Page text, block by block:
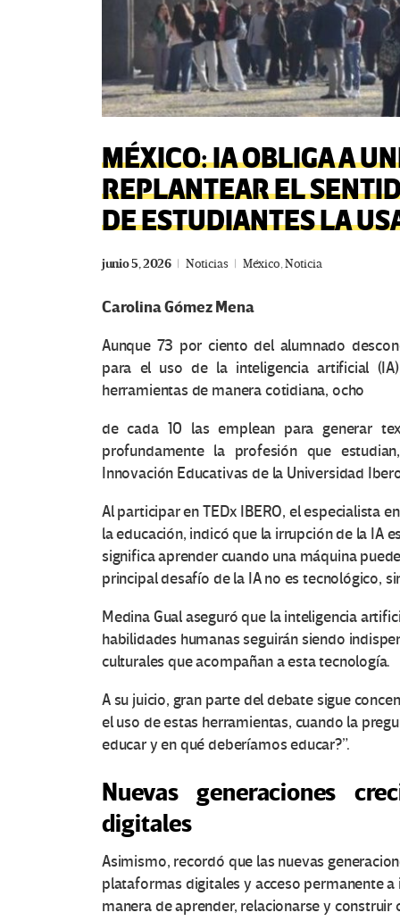
MÉXICO: IA OBLIGA A
REPLANTEAR EL
DE ESTUDIANTES LA
junio 5, 2026 Noticias México,Noticia
Carolina Gómez Mena
Aunque 73 por ciento del alumnado
para el uso de la inteligencia artificial
herramientas de manera cotidiana, ocho
de cada 10 las emplean para generar
profundamente la profesión que
Innovación Educativas de la Universidad
Al participar en TEDx IBERO, el especialista
la educación, indicó que la irrupción de la IA
significa aprender cuando una máquina
principal desafío de la IA no es tecnológico,
Medina Gual aseguró que la inteligencia
habilidades humanas seguirán siendo
culturales que acompañan a esta tecnología.
A su juicio, gran parte del debate sigue
el uso de estas herramientas, cuando la
educar y en qué deberíamos educar?”.
Nuevas generaciones
digitales
Asimismo, recordó que las nuevas
plataformas digitales y acceso permanente
manera de aprender, relacionarse y construir